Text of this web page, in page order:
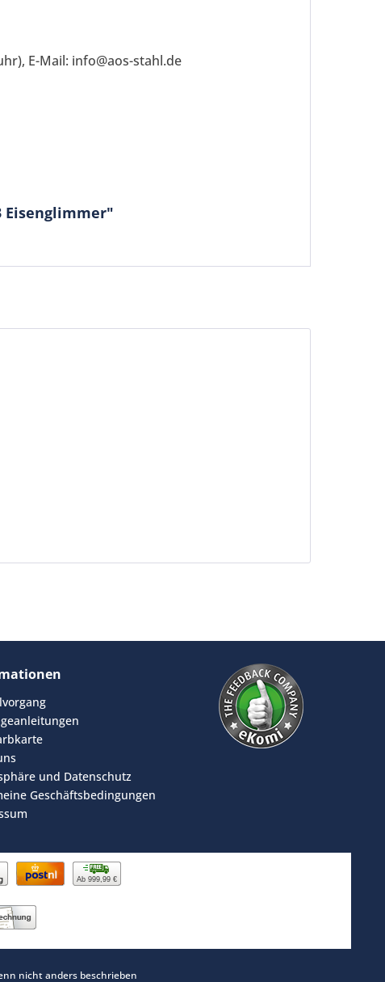
E-Mail: info@aos-stahl.de
Eisenglimmer"
und Datenschutz
Geschäftsbedingungen
Ab 999,99 €
nicht anders beschrieben